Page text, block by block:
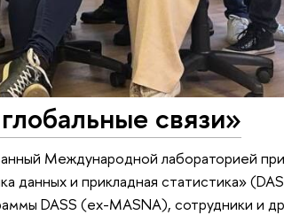
связи»
Международной лабораторией
данных и прикладная статистика»
DASS (ex-MASNA), сотрудники и